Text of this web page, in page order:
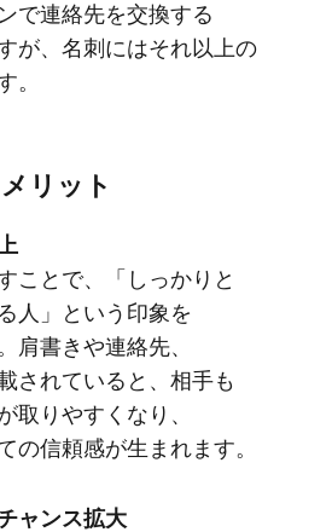
で​連絡先を​交換する​
が、​名刺には​それ以上の​
。
リット
ことで、​「しっかりと​
人」と​いう​印象を​
肩書きや​連絡先、​
されていると、​相手も​
取りやすくなり、​
の​信頼感が​生まれます。
ャンス拡大